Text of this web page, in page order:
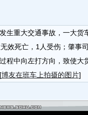
生重大交通事故，一大货
效死亡，1人受伤；肇事
程中向左打方向，致使大
博友在班车上拍摄的图片]